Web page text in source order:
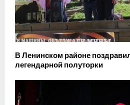
В Ленинском районе
легендарной полуторки